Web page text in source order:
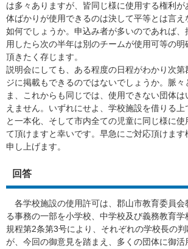
は多々ありますが、皆同じ様に使用する権利が
体ばかりが使用できるのは決して平等とは言え
如何でしょうか。申込み者が多いのであれば、
用したら次の半年は別のチームが使用可等の明
頂きたく存じます。
説明会にしても、ある程度の日程がわかり次第
ジに掲載もできるのではないでしょうか。脈々
ま、これからも同じでは、使用できない団体
えません。いずれにせよ、学校施設を借りる
と一本化、そして市内全ての児童に同じ様に
て頂けますと幸いです。早急にご対応頂けま
申し上げます。
回答
各学校施設の使用許可は、郡山市教育委員会
る事務の一部を小学校、中学校及び義務教育学
規程第2条第3号により、それぞれの学校長の
が、今回の御意見を踏まえ、多くの団体に御活